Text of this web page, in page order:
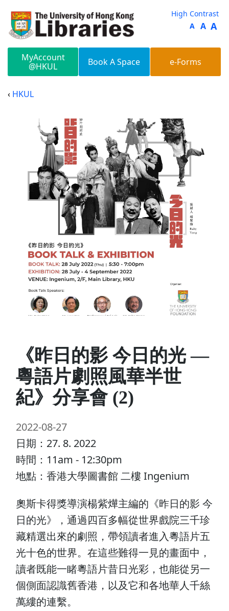
High Contrast
A A A
MyAccount
@HKUL
Book A Space e-Forms
HKUL
《昨日的影 今日的光 —
粵語片劇照風華半世
紀》分享會 (2)
2022-08-27
日期：27. 8. 2022
時間：11am - 12:30pm
地點：香港大學圖書館 二樓 Ingenium
奧斯卡得獎導演楊紫燁主編的《昨日的影 今
日的光》，通過四百多幅從世界戲院三千珍
藏精選出來的劇照，帶領讀者進入粵語片五
光十色的世界。在這些難得一見的畫面中，
讀者既能一睹粵語片昔日光彩，也能從另一
個側面認識舊香港，以及它和各地華人千絲
萬縷的連繫。